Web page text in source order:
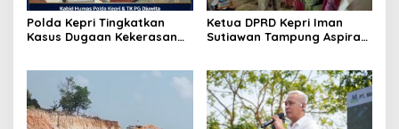
Polda Kepri Tingkatkan
Kasus Dugaan Kekerasan
Ketua DPRD Kepri Iman
Sutiawan Tampung Aspirasi